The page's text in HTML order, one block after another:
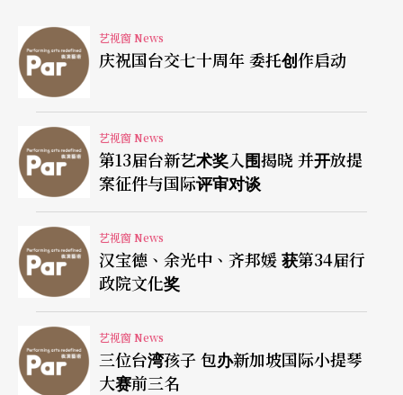
艺视窗 News
庆祝国台交七十周年 委托创作启动
艺视窗 News
第13届台新艺术奖入围揭晓 并开放提
案征件与国际评审对谈
艺视窗 News
汉宝德、余光中、齐邦媛 获第34届行
政院文化奖
艺视窗 News
三位台湾孩子 包办新加坡国际小提琴
大赛前三名